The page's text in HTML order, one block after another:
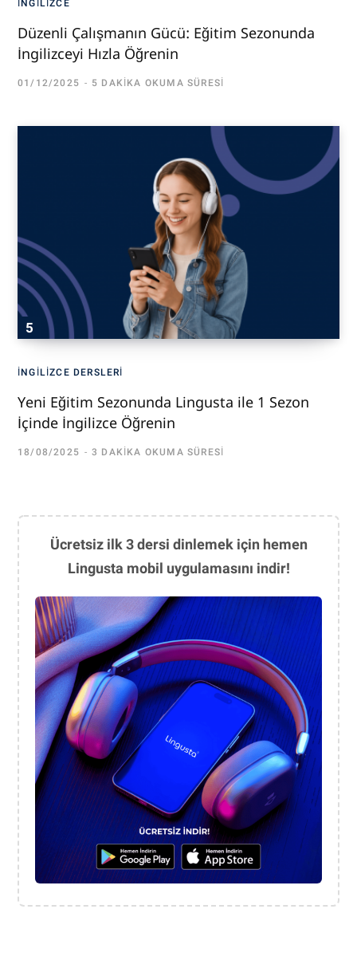
İNGILIZCE
Düzenli Çalışmanın Gücü: Eğitim Sezonunda
İngilizceyi Hızla Öğrenin
01/12/2025 5 DAKIKA OKUMA SÜRESI
İNGILIZCE DERSLERI
Yeni Eğitim Sezonunda Lingusta ile 1 Sezon
İçinde İngilizce Öğrenin
18/08/2025 3 DAKIKA OKUMA SÜRESI
Ücretsiz ilk 3 dersi dinlemek için hemen
Lingusta mobil uygulamasını indir!